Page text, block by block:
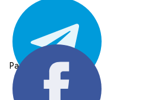
Partager: